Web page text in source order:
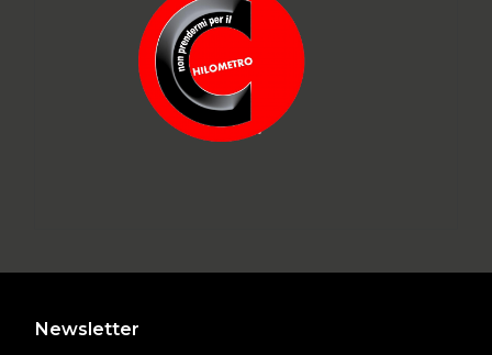
Newsletter